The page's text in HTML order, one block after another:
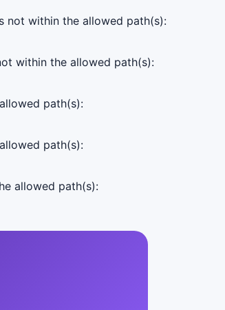
not within the allowed path(s):
within the allowed path(s):
path(s):
path(s):
allowed path(s):